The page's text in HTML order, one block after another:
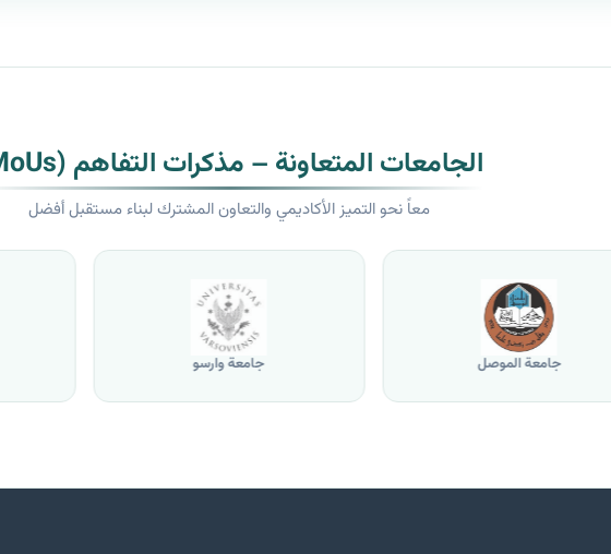
الجامعات المتعاونة – مذكرات التفاهم (MoUs)
معاً نحو التميز الأكاديمي والتعاون المشترك لبناء مستقبل أفضل
جامعة الموصل جامعة وارسو